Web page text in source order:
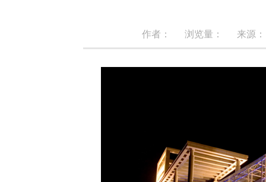
作者： 浏览量： 来源：